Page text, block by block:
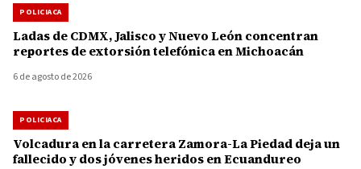
POLICIACA
Ladas de CDMX, Jalisco y Nuevo León concentran
reportes de extorsión telefónica en Michoacán
6 de agosto de 2026
POLICIACA
Volcadura en la carretera Zamora-La Piedad deja un
fallecido y dos jóvenes heridos en Ecuandureo